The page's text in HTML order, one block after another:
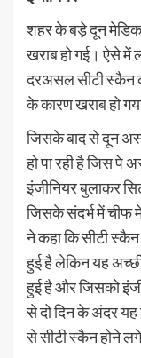
शहर के बड़े दून
खराब हो गई। ऐसे में
दरअसल सीटी स्कैन
के कारण खराब हो
जिसके बाद से दून
हो पा रही है जिस पे
इंजीनियर बुलाकर
जिसके संदर्भ में चीफ
ने कहा कि सीटी स्कैन
हुई है लेकिन यह अच्छी
हुई है और जिसको
से दो दिन के अंदर यह
से सीटी स्कैन होने